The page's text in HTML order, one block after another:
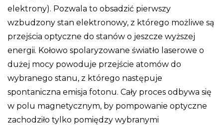
elektrony). Pozwala to obsadzić pierwszy
wzbudzony stan elektronowy, z którego możliwe są
przejścia optyczne do stanów o jeszcze wyższej
energii. Kołowo spolaryzowane światło laserowe o
dużej mocy powoduje przejście atomów do
wybranego stanu, z którego następuje
spontaniczna emisja fotonu. Cały proces odbywa się
w polu magnetycznym, by pompowanie optyczne
zachodziło tylko pomiędzy wybranymi